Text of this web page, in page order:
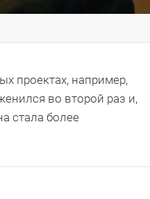
проектах, например,
во второй раз и,
стала более